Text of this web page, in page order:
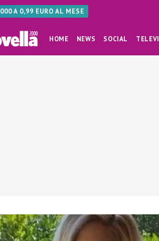
A 0,99 EURO AL MESE
HOME NEWS SOCIAL